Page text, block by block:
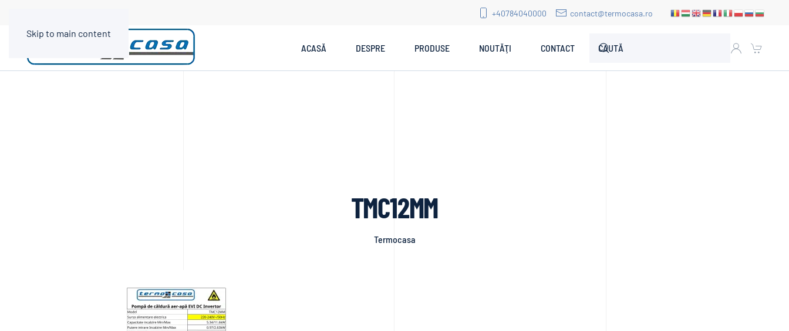
Skip to main content
+40784040000 contact@termocasa.ro
ACASĂ DESPRE PRODUSE NOUTĂŢI CONTACT
TMC12MM
Termocasa